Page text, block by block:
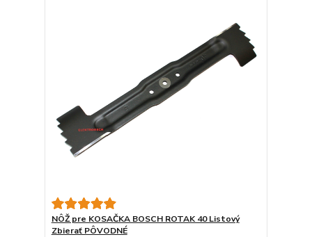
NÔŽ pre KOSAČKA BOSCH ROTAK 40 Listový
Zbierať PÔVODNÉ